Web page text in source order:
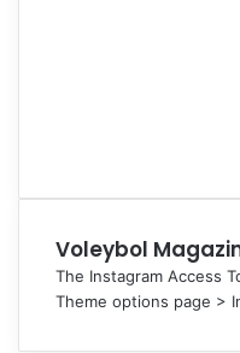
Voleybol
The Instagram Access
Theme options page >